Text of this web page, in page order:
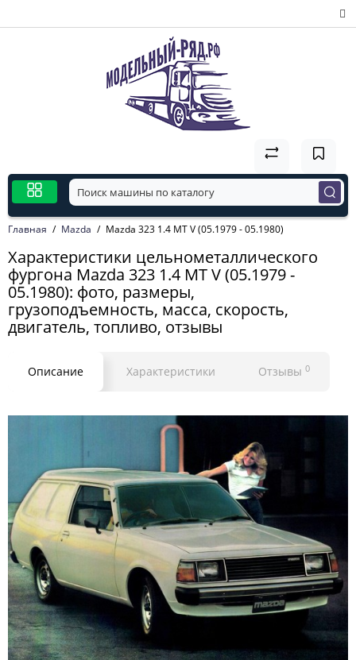
Главная Mazda Mazda 323 1.4 MT V (05.1979 - 05.1980)
Характеристики цельнометаллического
фургона Mazda 323 1.4 MT V (05.1979 -
05.1980): фото, размеры,
грузоподъемность, масса, скорость,
двигатель, топливо, отзывы
Описание Характеристики Отзывы 0